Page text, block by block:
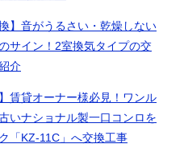
】音がうるさい・乾燥しない
サイン！2室換気タイプの交
介
賃貸オーナー様必見！ワンル
いナショナル製一口コンロを
「KZ-11C」へ交換工事